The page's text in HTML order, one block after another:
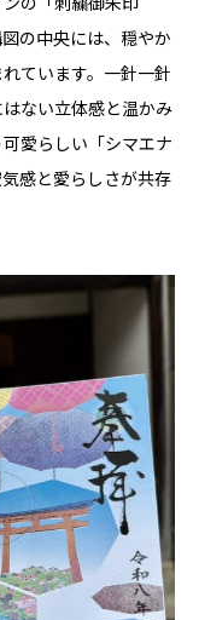
の中央には、穏やか
ています。一針一針
ない立体感と温かみ
愛らしい「シマエナ
感と愛らしさが共存